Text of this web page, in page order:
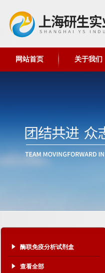
网站首页 关于我们
酶联免疫分析试剂盒
查看全部